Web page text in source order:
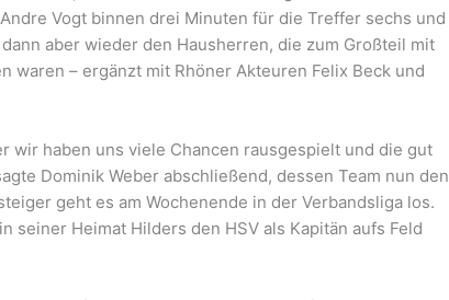
Vogt binnen drei Minuten für die Treffer sechs und
aber wieder den Hausherren, die zum Großteil mit
waren – ergänzt mit Rhöner Akteuren Felix Beck und
wir haben uns viele Chancen rausgespielt und die gut
Dominik Weber abschließend, dessen Team nun den
geht es am Wochenende in der Verbandsliga los.
seiner Heimat Hilders den HSV als Kapitän aufs Feld